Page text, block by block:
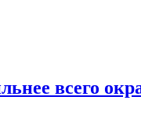
всего